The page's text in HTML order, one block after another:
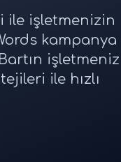
ile işletmenizin
kampanya
işletmeniz
ile hızlı